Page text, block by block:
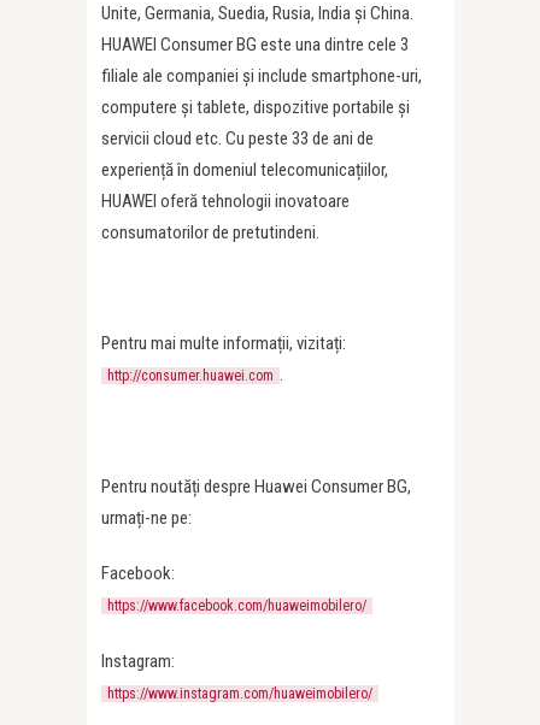
Unite, Germania, Suedia, Rusia, India și China.
HUAWEI Consumer BG este una dintre cele 3
filiale ale companiei și include smartphone-uri,
computere și tablete, dispozitive portabile și
servicii cloud etc. Cu peste 33 de ani de
experiență în domeniul telecomunicațiilor,
HUAWEI oferă tehnologii inovatoare
consumatorilor de pretutindeni.
Pentru mai multe informații, vizitați:
http://consumer.huawei.com .
Pentru noutăți despre Huawei Consumer BG,
urmați-ne pe:
Facebook:
https://www.facebook.com/huaweimobilero/
Instagram:
https://www.instagram.com/huaweimobilero/